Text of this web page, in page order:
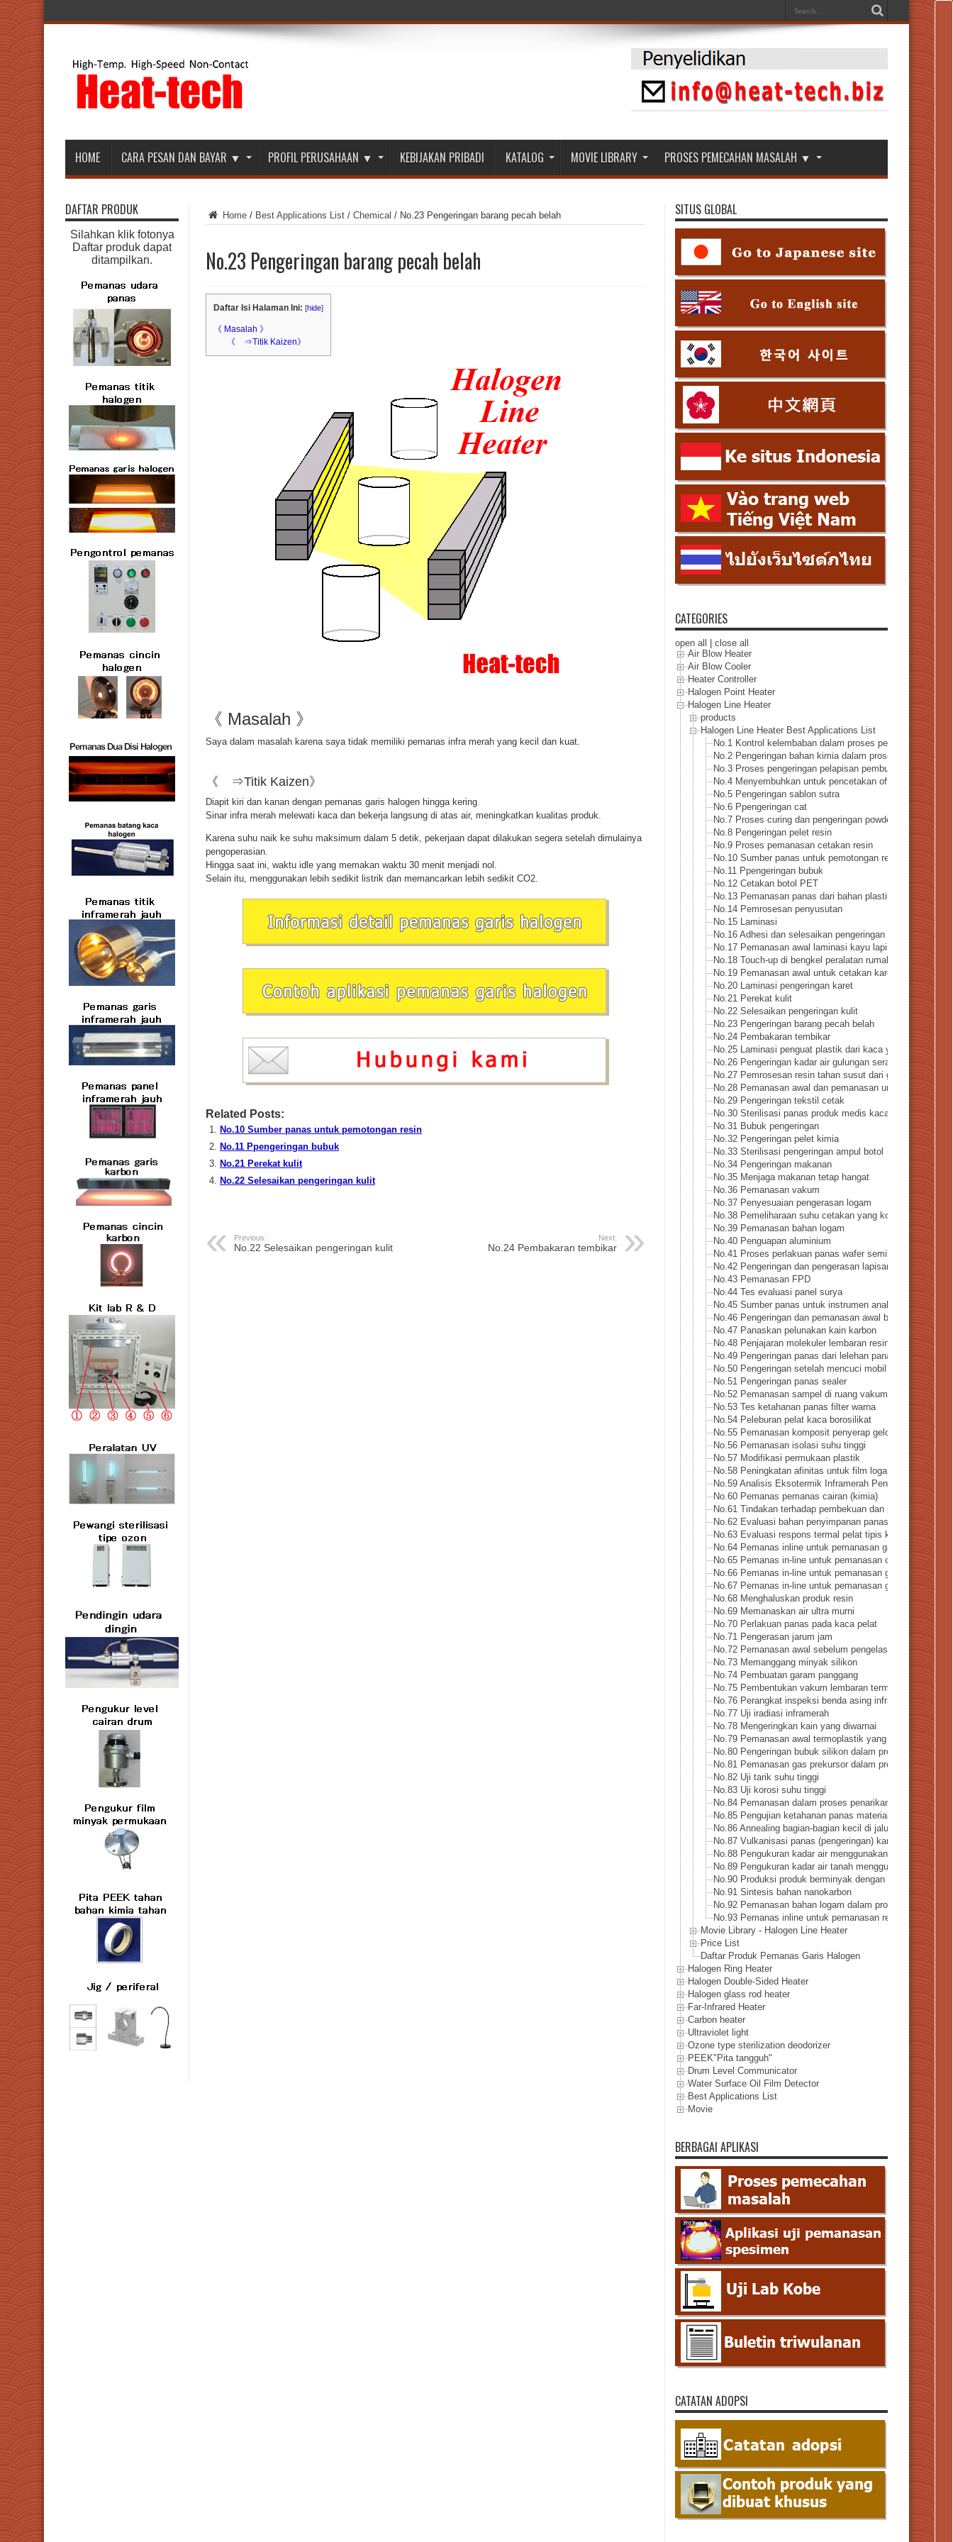
HOME CARA PESAN DAN BAYAR ▼ PROFIL PERUSAHAAN ▼ KEBIJAKAN PRIBADI KATALOG MOVIE LIBRARY PROSES PEMECAHAN MASALAH ▼
Home / Best Applications List / Chemical / No.23 Pengeringan barang pecah belah
No.23 Pengeringan barang pecah belah
Daftar Isi Halaman Ini: [hide]
《 Masalah 》
《 ⇒Titik Kaizen》
《 Masalah 》
Saya dalam masalah karena saya tidak memiliki pemanas infra merah yang kecil dan kuat.
《 ⇒Titik Kaizen》
Diapit kiri dan kanan dengan pemanas garis halogen hingga kering
Sinar infra merah melewati kaca dan bekerja langsung di atas air, meningkatkan kualitas produk.
Karena suhu naik ke suhu maksimum dalam 5 detik, pekerjaan dapat dilakukan segera setelah dimulainya
pengoperasian.
Hingga saat ini, waktu idle yang memakan waktu 30 menit menjadi nol.
Selain itu, menggunakan lebih sedikit listrik dan memancarkan lebih sedikit CO2.
Related Posts:
No.10 Sumber panas untuk pemotongan resin
No.11 Ppengeringan bubuk
No.21 Perekat kulit
No.22 Selesaikan pengeringan kulit
Previous:
No.22 Selesaikan pengeringan kulit
Next:
No.24 Pembakaran tembikar
DAFTAR PRODUK
Silahkan klik fotonya
Daftar produk dapat
ditampilkan.
SITUS GLOBAL
CATEGORIES
open all
close all
Air Blow Heater
Air Blow Cooler
Heater Controller
Halogen Point Heater
Halogen Line Heater
products
Halogen Line Heater Best Applications List
No.1 Kontrol kelembaban dalam proses pembuatan kertas
No.2 Pengeringan bahan kimia dalam proses pembuatan
No.3 Proses pengeringan pelapisan pembuatan kertas
No.4 Menyembuhkan untuk pencetakan offset dan gravure
No.5 Pengeringan sablon sutra
No.6 Ppengeringan cat
No.7 Proses curing dan pengeringan powder coating
No.8 Pengeringan pelet resin
No.9 Proses pemanasan cetakan resin
No.10 Sumber panas untuk pemotongan resin
No.11 Ppengeringan bubuk
No.12 Cetakan botol PET
No.13 Pemanasan panas dari bahan plastik
No.14 Pemrosesan penyusutan
No.15 Laminasi
No.16 Adhesi dan selesaikan pengeringan kayu lapis
No.17 Pemanasan awal laminasi kayu lapis
No.18 Touch-up di bengkel peralatan rumah tangga
No.19 Pemanasan awal untuk cetakan karet
No.20 Laminasi pengeringan karet
No.21 Perekat kulit
No.22 Selesaikan pengeringan kulit
No.23 Pengeringan barang pecah belah
No.24 Pembakaran tembikar
No.25 Laminasi penguat plastik dari kaca yang dikeraskan
No.26 Pengeringan kadar air gulungan serat
No.27 Pemrosesan resin tahan susut dari gulungan serat
No.28 Pemanasan awal dan pemanasan untuk
No.29 Pengeringan tekstil cetak
No.30 Sterilisasi panas produk medis kaca
No.31 Bubuk pengeringan
No.32 Pengeringan pelet kimia
No.33 Sterilisasi pengeringan ampul botol
No.34 Pengeringan makanan
No.35 Menjaga makanan tetap hangat
No.36 Pemanasan vakum
No.37 Penyesuaian pengerasan logam
No.38 Pemeliharaan suhu cetakan yang konstan
No.39 Pemanasan bahan logam
No.40 Penguapan aluminium
No.41 Proses perlakuan panas wafer semikonduktor
No.42 Pengeringan dan pengerasan lapisan kawat
No.43 Pemanasan FPD
No.44 Tes evaluasi panel surya
No.45 Sumber panas untuk instrumen analitis
No.46 Pengeringan dan pemanasan awal bubuk logam
No.47 Panaskan pelunakan kain karbon
No.48 Penjajaran molekuler lembaran resin
No.49 Pengeringan panas dari lelehan panas
No.50 Pengeringan setelah mencuci mobil
No.51 Pengeringan panas sealer
No.52 Pemanasan sampel di ruang vakum
No.53 Tes ketahanan panas filter warna
No.54 Peleburan pelat kaca borosilikat
No.55 Pemanasan komposit penyerap gelombang mikro
No.56 Pemanasan isolasi suhu tinggi
No.57 Modifikasi permukaan plastik
No.58 Peningkatan afinitas untuk film logam tipis
No.59 Analisis Eksotermik Inframerah Penguncian –
No.60 Pemanas pemanas cairan (kimia)
No.61 Tindakan terhadap pembekuan dan pembentukan
No.62 Evaluasi bahan penyimpanan panas logam
No.63 Evaluasi respons termal pelat tipis keramik
No.64 Pemanas inline untuk pemanasan gas amonia
No.65 Pemanas in-line untuk pemanasan cair amonia
No.66 Pemanas in-line untuk pemanasan gas hidrogen
No.67 Pemanas in-line untuk pemanasan gas bertekanan
No.68 Menghaluskan produk resin
No.69 Memanaskan air ultra murni
No.70 Perlakuan panas pada kaca pelat
No.71 Pengerasan jarum jam
No.72 Pemanasan awal sebelum pengelasan
No.73 Memanggang minyak silikon
No.74 Pembuatan garam panggang
No.75 Pembentukan vakum lembaran termoplastik
No.76 Perangkat inspeksi benda asing inframerah
No.77 Uji iradiasi inframerah
No.78 Mengeringkan kain yang diwarnai
No.79 Pemanasan awal termoplastik yang diperkuat
No.80 Pengeringan bubuk silikon dalam proses daur
No.81 Pemanasan gas prekursor dalam proses
No.82 Uji tarik suhu tinggi
No.83 Uji korosi suhu tinggi
No.84 Pemanasan dalam proses penarikan kawat
No.85 Pengujian ketahanan panas material di industri luar
No.86 Annealing bagian-bagian kecil di jalur produksi
No.87 Vulkanisasi panas (pengeringan) karet silikon
No.88 Pengukuran kadar air menggunakan sinar infra
No.89 Pengukuran kadar air tanah menggunakan
No.90 Produksi produk berminyak dengan pirolisis cepat
No.91 Sintesis bahan nanokarbon
No.92 Pemanasan bahan logam dalam proses powder
No.93 Pemanas inline untuk pemanasan reaksi metanasi
Movie Library - Halogen Line Heater
Price List
Daftar Produk Pemanas Garis Halogen
Halogen Ring Heater
Halogen Double-Sided Heater
Halogen glass rod heater
Far-Infrared Heater
Carbon heater
Ultraviolet light
Ozone type sterilization deodorizer
PEEK"Pita tangguh"
Drum Level Communicator
Water Surface Oil Film Detector
Best Applications List
Movie
BERBAGAI APLIKASI
CATATAN ADOPSI